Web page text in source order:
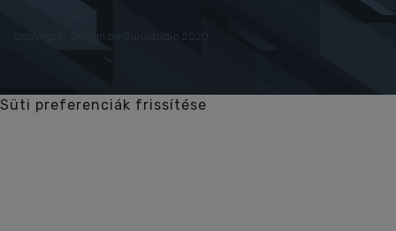
Copyright- Design by GuruStudio 2020
Süti preferenciák frissítése